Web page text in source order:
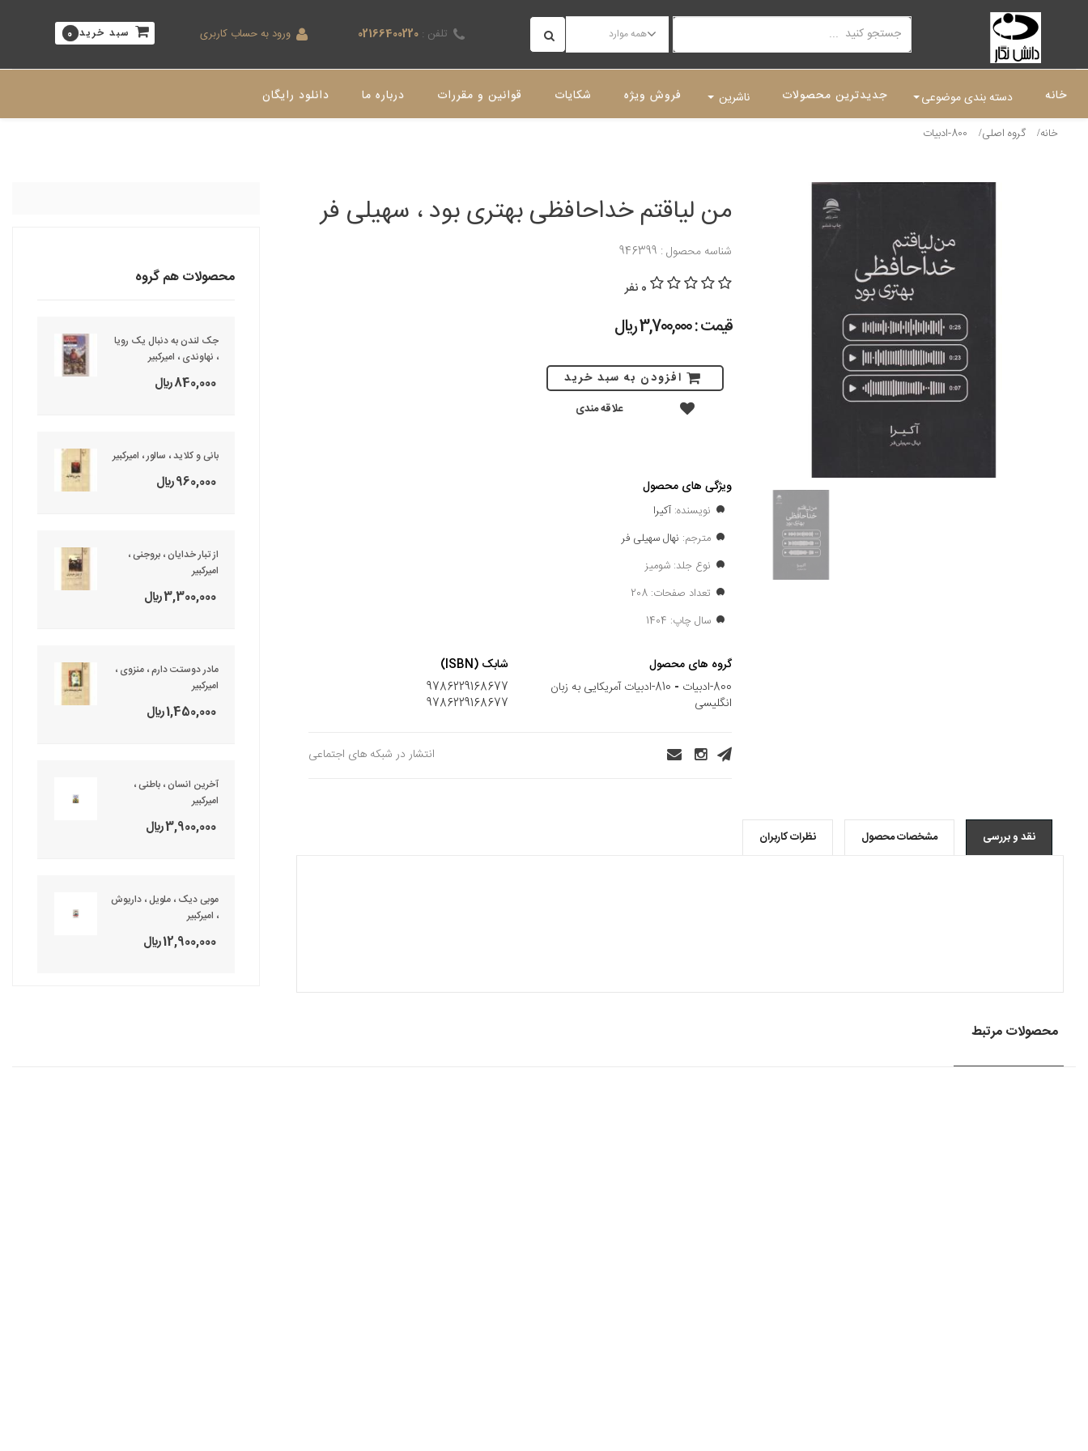
همه موارد تلفن : 02166400220 ورود به حساب کاربری سبد خرید 0
خانه دسته بندی موضوعی جدیدترین محصولات ناشرین فروش ویژه شکایات قوانین و مقررات درباره ما دانلود رایگان
خانه گروه اصلی 800-ادبیات
من لیاقتم خداحافظی بهتری بود ، سهیلی فر
شناسه محصول : 946399
0 نفر
قیمت : 3,700,000 ريال
افزودن به سبد خرید
علاقه مندی
ویژگی های محصول
نویسنده: آکیرا
مترجم: نهال سهیلی فر
نوع جلد: شومیز
تعداد صفحات: 208
سال چاپ: 1404
گروه های محصول
800-ادبیات
-
810-ادبیات آمریکایی به زبان
انگلیسی
شابک (ISBN)
9786229168677
9786229168677
انتشار در شبکه های اجتماعی
نقد و بررسی مشخصات محصول نظرات کاربران
محصولات هم گروه
جک لندن به دنبال یک رویا
، نهاوندی ، امیرکبیر
840,000 ريال
بانی و کلاید ، سالور ، امیرکبیر
960,000 ريال
از تبار خدایان ، بروجنی ،
امیرکبیر
3,300,000 ريال
مادر دوستت دارم ، منزوی ،
امیرکبیر
1,450,000 ريال
آخرین انسان ، باطنی ،
امیرکبیر
3,900,000 ريال
موبی دیک ، ملویل ، داریوش
، امیرکبیر
12,900,000 ريال
محصولات مرتبط